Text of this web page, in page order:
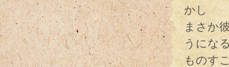
かし
まさか
うにな
ものす